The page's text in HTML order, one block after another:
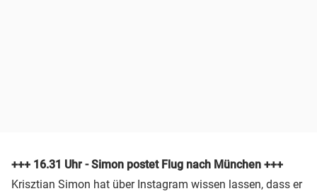
+++ 16.31 Uhr - Simon postet Flug nach München +++
Krisztian Simon hat über Instagram wissen lassen, dass er